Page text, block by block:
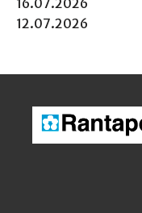
16.07.2026
12.07.2026